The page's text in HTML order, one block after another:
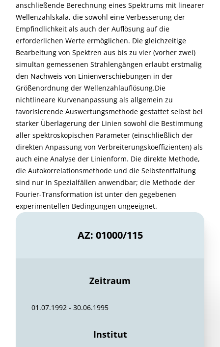
anschließende Berechnung eines Spektrums mit linearer
Wellenzahlskala, die sowohl eine Verbesserung der
Empfindlichkeit als auch der Auflösung auf die
erforderlichen Werte ermöglichen. Die gleichzeitige
Bearbeitung von Spektren aus bis zu vier (vorher zwei)
simultan gemessenen Strahlengängen erlaubt erstmalig
den Nachweis von Linienverschiebungen in der
Größenordnung der Wellenzahlauflösung.Die
nichtlineare Kurvenanpassung als allgemein zu
favorisierende Auswertungsmethode gestattet selbst bei
starker Überlagerung der Linien sowohl die Bestimmung
aller spektroskopischen Parameter (einschließlich der
direkten Anpassung von Verbreiterungskoeffizienten) als
auch eine Analyse der Linienform. Die direkte Methode,
die Autokorrelationsmethode und die Selbstentfaltung
sind nur in Spezialfällen anwendbar; die Methode der
Fourier-Transformation ist unter den gegebenen
experimentellen Bedingungen ungeeignet.
AZ: 01000/115
Zeitraum
01.07.1992 - 30.06.1995
Institut